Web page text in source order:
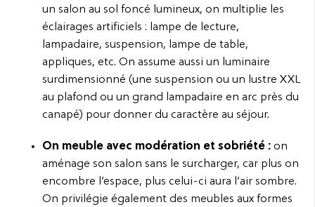
un salon au sol foncé lumineux, on multiplie les
éclairages artificiels : lampe de lecture,
lampadaire, suspension, lampe de table,
appliques, etc. On assume aussi un luminaire
surdimensionné (une suspension ou un lustre XXL
au plafond ou un grand lampadaire en arc près du
canapé) pour donner du caractère au séjour.
On meuble avec modération et sobriété : on
aménage son salon sans le surcharger, car plus on
encombre l’espace, plus celui-ci aura l’air sombre.
On privilégie également des meubles aux formes